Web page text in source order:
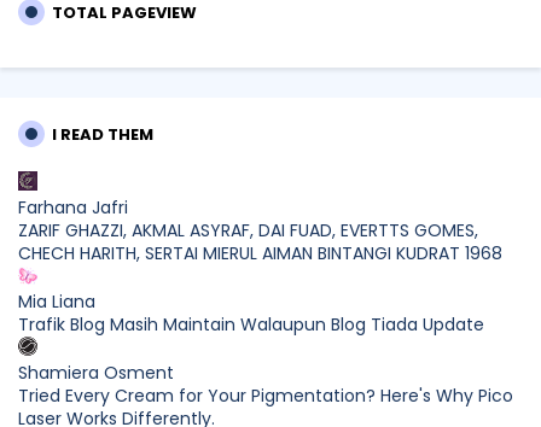
TOTAL PAGEVIEW
I READ THEM
Farhana Jafri
ZARIF GHAZZI, AKMAL ASYRAF, DAI FUAD, EVERTTS GOMES,
CHECH HARITH, SERTAI MIERUL AIMAN BINTANGI KUDRAT 1968
Mia Liana
Trafik Blog Masih Maintain Walaupun Blog Tiada Update
Shamiera Osment
Tried Every Cream for Your Pigmentation? Here's Why Pico
Laser Works Differently.